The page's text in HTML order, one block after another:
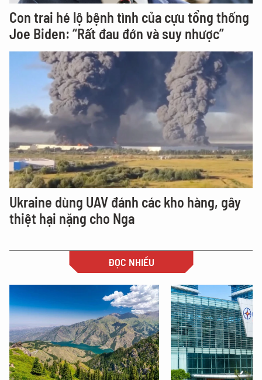
Con trai hé lộ bệnh tình của cựu tổng thống
Joe Biden: “Rất đau đớn và suy nhược”
Ukraine dùng UAV đánh các kho hàng, gây
thiệt hại nặng cho Nga
ĐỌC NHIỀU